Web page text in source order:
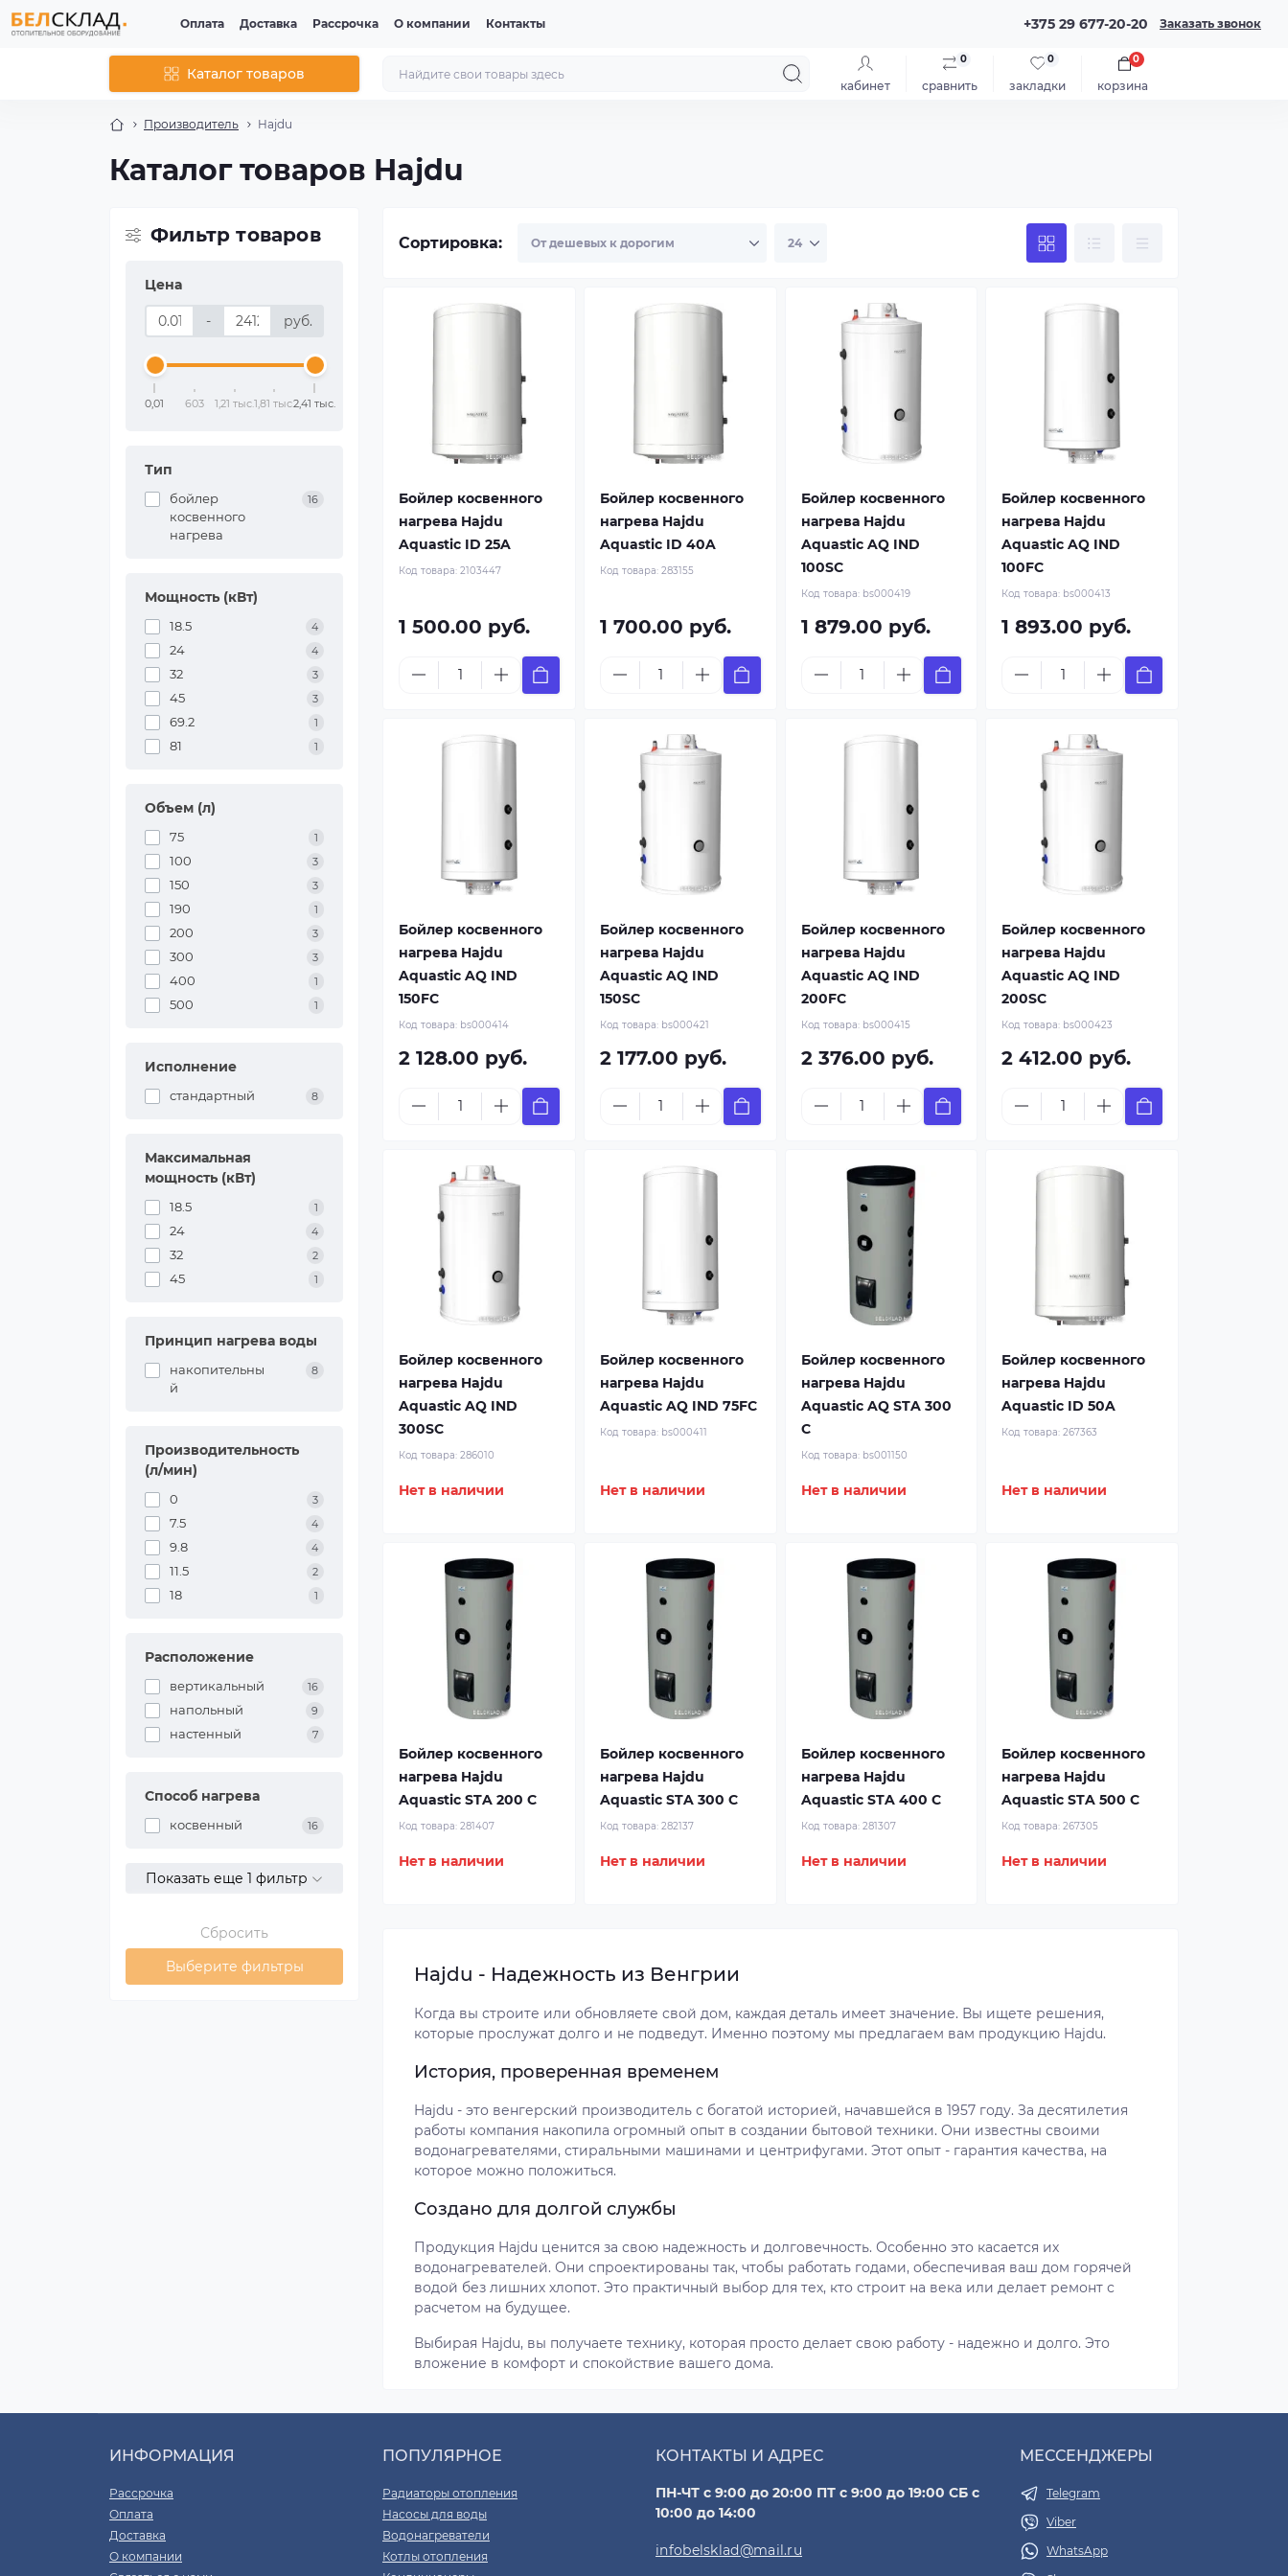
Оплата Доставка Рассрочка О компании Контакты +375 29 677-20-20 Заказать звонок
Каталог товаров
кабинет сравнить
0
закладки
0
корзина
0
Производитель Hajdu
Каталог товаров Hajdu
Фильтр товаров
Цена
- руб.
0,01 603 1,21 тыс.1,81 тыс.2,41 тыс.
Тип
бойлер
косвенного
нагрева
16
Мощность (кВт)
18.5 4
24 4
32 3
45 3
69.2 1
81 1
Объем (л)
75 1
100 3
150 3
190 1
200 3
300 3
400 1
500 1
Исполнение
стандартный 8
Максимальная
мощность (кВт)
18.5 1
24 4
32 2
45 1
Принцип нагрева воды
накопительны
й
8
Производительность
(л/мин)
0 3
7.5 4
9.8 4
11.5 2
18 1
Расположение
вертикальный 16
напольный 9
настенный 7
Способ нагрева
косвенный 16
Показать еще 1 фильтр
Сбросить
Выберите фильтры
Сортировка:
Бойлер косвенного
нагрева Hajdu
Aquastic ID 25A
Код товара: 2103447
1 500.00 руб.
Бойлер косвенного
нагрева Hajdu
Aquastic ID 40A
Код товара: 283155
1 700.00 руб.
Бойлер косвенного
нагрева Hajdu
Aquastic AQ IND
100SC
Код товара: bs000419
1 879.00 руб.
Бойлер косвенного
нагрева Hajdu
Aquastic AQ IND
100FC
Код товара: bs000413
1 893.00 руб.
Бойлер косвенного
нагрева Hajdu
Aquastic AQ IND
150FC
Код товара: bs000414
2 128.00 руб.
Бойлер косвенного
нагрева Hajdu
Aquastic AQ IND
150SC
Код товара: bs000421
2 177.00 руб.
Бойлер косвенного
нагрева Hajdu
Aquastic AQ IND
200FC
Код товара: bs000415
2 376.00 руб.
Бойлер косвенного
нагрева Hajdu
Aquastic AQ IND
200SC
Код товара: bs000423
2 412.00 руб.
Бойлер косвенного
нагрева Hajdu
Aquastic AQ IND
300SC
Код товара: 286010
Нет в наличии
Бойлер косвенного
нагрева Hajdu
Aquastic AQ IND 75FC
Код товара: bs000411
Нет в наличии
Бойлер косвенного
нагрева Hajdu
Aquastic AQ STA 300
C
Код товара: bs001150
Нет в наличии
Бойлер косвенного
нагрева Hajdu
Aquastic ID 50A
Код товара:267363
Нет в наличии
Бойлер косвенного
нагрева Hajdu
Aquastic STA 200 C
Код товара: 281407
Нет в наличии
Бойлер косвенного
нагрева Hajdu
Aquastic STA 300 C
Код товара: 282137
Нет в наличии
Бойлер косвенного
нагрева Hajdu
Aquastic STA 400 C
Код товара: 281307
Нет в наличии
Бойлер косвенного
нагрева Hajdu
Aquastic STA 500 C
Код товара:267305
Нет в наличии
Hajdu - Надежность из Венгрии
Когда вы строите или обновляете свой дом, каждая деталь имеет значение. Вы ищете решения,
которые прослужат долго и не подведут. Именно поэтому мы предлагаем вам продукцию Hajdu.
История, проверенная временем
Hajdu - это венгерский производитель с богатой историей, начавшейся в 1957 году. За десятилетия
работы компания накопила огромный опыт в создании бытовой техники. Они известны своими
водонагревателями, стиральными машинами и центрифугами. Этот опыт - гарантия качества, на
которое можно положиться.
Создано для долгой службы
Продукция Hajdu ценится за свою надежность и долговечность. Особенно это касается их
водонагревателей. Они спроектированы так, чтобы работать годами, обеспечивая ваш дом горячей
водой без лишних хлопот. Это практичный выбор для тех, кто строит на века или делает ремонт с
расчетом на будущее.
Выбирая Hajdu, вы получаете технику, которая просто делает свою работу - надежно и долго. Это
вложение в комфорт и спокойствие вашего дома.
ИНФОРМАЦИЯ
Рассрочка
Оплата
Доставка
О компании
ПОПУЛЯРНОЕ
Радиаторы отопления
Насосы для воды
Водонагреватели
Котлы отопления
КОНТАКТЫ И АДРЕС
ПН-ЧТ с 9:00 до 20:00 ПТ с 9:00 до 19:00 СБ с
10:00 до 14:00
infobelsklad@mail.ru
МЕССЕНДЖЕРЫ
Telegram
Viber
WhatsApp